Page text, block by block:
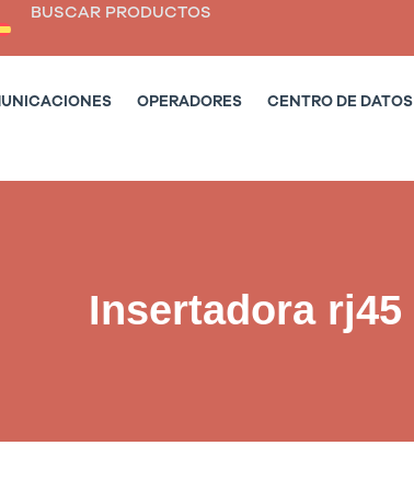
BUSCAR PRODUCTOS
OPERADORES CENTRO DE DATOS
Insertadora rj45